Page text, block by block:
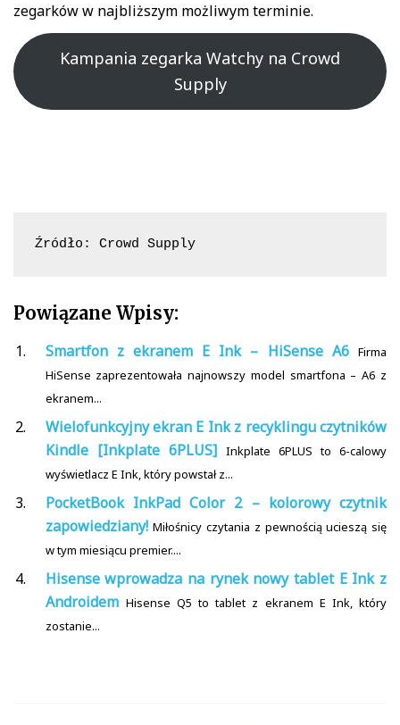
zegarków w najbliższym możliwym terminie.
Kampania zegarka Watchy na Crowd
Supply
Źródło: Crowd Supply
Powiązane Wpisy:
Smartfon z ekranem E Ink – HiSense A6 Firma
HiSense zaprezentowała najnowszy model smartfona – A6 z
ekranem...
Wielofunkcyjny ekran E Ink z recyklingu czytników
Kindle [Inkplate 6PLUS] Inkplate 6PLUS to 6-calowy
wyświetlacz E Ink, który powstał z...
PocketBook InkPad Color 2 – kolorowy czytnik
zapowiedziany! Miłośnicy czytania z pewnością ucieszą się
w tym miesiącu premier....
Hisense wprowadza na rynek nowy tablet E Ink z
Androidem Hisense Q5 to tablet z ekranem E Ink, który
zostanie...